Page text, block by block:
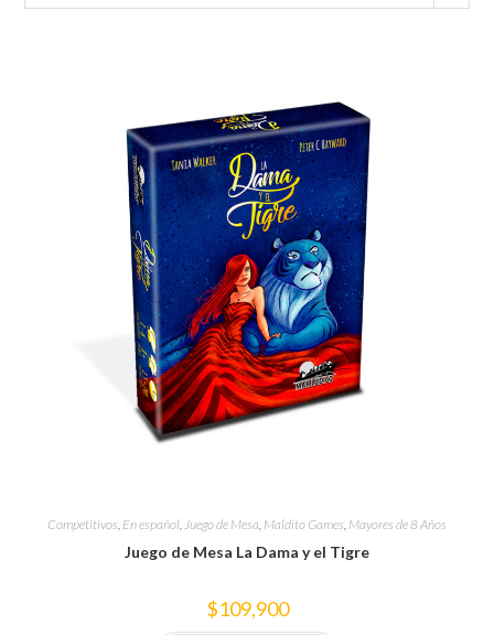
Competitivos En español Juego de Mesa Maldito Games Mayores de 8 Años
Juego de Mesa La Dama y el Tigre
$109,900